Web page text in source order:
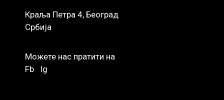
Краља Петра 4, Београд
Србија
Можете нас пратити на
Fb
Ig